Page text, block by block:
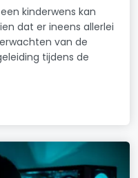
kinderwens kan
dat er ineens allerlei
van de
tijdens de